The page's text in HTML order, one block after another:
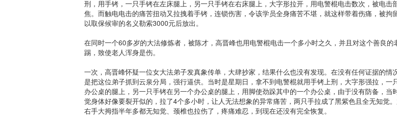
刑，用手铐，一只手铐在左床腿上，另一只手铐在右床腿上，大字形拉开，用电警棍电击数次，被电击
焦。而触电电击的痛苦扭动又拉拽着手铐，连锁伤害，令该学员全身痛苦不堪，就这样带着伤痛，被拘
以取保候审的名义勒索3000元后放出。
在同时一个60多岁的大法修炼者，被陈才，高晋峰也用电警棍电击一个多小时之久，并且对这个善良的
踢，致使老人浑身是伤。
一次，高晋峰怀疑一位女大法弟子发真象传单，大肆抄家，结果什么也没有发现。在没有任何证据的情
是把这位弟子抓到云泉分局，强行逼供。当时是星期日，拿不到电警棍就用手铐上刑，大字形强拉，一
办公桌的腿上，另一只手铐在另一个办公桌的腿上，用脚使劲跺其中的一个办公桌，由于没有防备，当
觉身体好像要裂开似的，拉了4个多小时，让人无法想象的异常痛苦，两只手拉成了黑紫色且全无知觉。
右手大拇指半年多都无知觉、颈椎也拉伤了，疼痛难忍，到现在还没有完全恢复。